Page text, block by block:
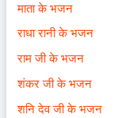
माता के भजन
राधा रानी के भजन
राम जी के भजन
शंकर जी के भजन
शनि देव जी के भजन